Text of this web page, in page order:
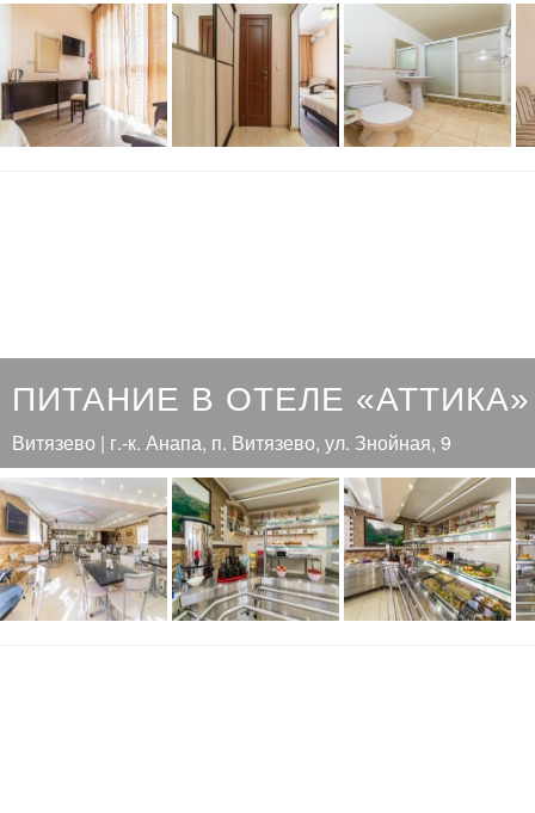
ПИТАНИЕ В ОТЕЛЕ «АТТИКА»
Витязево | г.-к. Анапа, п. Витязево, ул. Знойная, 9